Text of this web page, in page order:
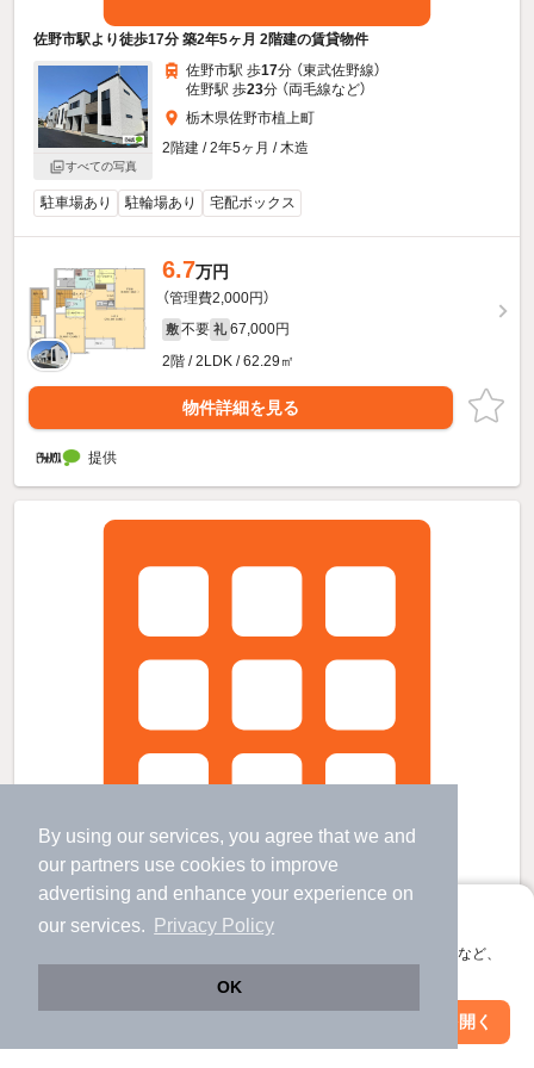
By using our services, you agree that we and
our partners use cookies to improve
advertising and enhance your experience on
our services.
Privacy Policy
OK
アプリに切り替えて、サクサクお部屋探し
会員登録なしですぐ使える。マップ検索やお気に入り保存など、
アプリを開く
佐野市駅より徒歩17分 築2年5ヶ月 2階建の賃貸物件
すべての写真
佐野市駅 歩17分 （東武佐野線）
佐野駅 歩23分 （両毛線など）
栃木県佐野市植上町
2階建 / 2年5ヶ月 / 木造
駐車場あり 駐輪場あり 宅配ボックス
6.7万円
（管理費2,000円）
敷 不要 礼 67,000円
2階 / 2LDK / 62.29㎡
物件詳細を見る
提供
佐野駅 歩42分 （両毛線など）
絞り込み条件を変更